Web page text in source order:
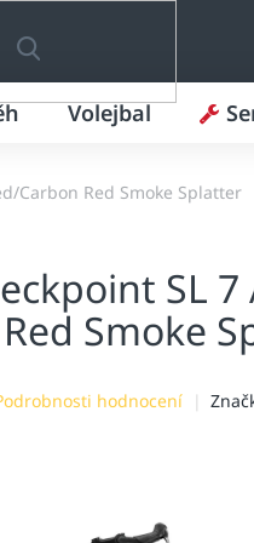
Volejbal
Carbon Red Smoke Splatter
SL
Smoke
hodnocení